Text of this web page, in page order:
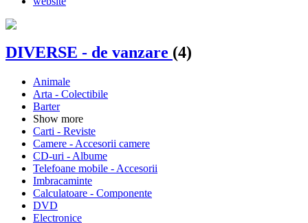
DIVERSE - de vanzare (4)
Animale
Arta - Colectibile
Barter
Show more
Carti - Reviste
Camere - Accesorii camere
CD-uri - Albume
Telefoane mobile - Accesorii
Imbracaminte
Calculatoare - Componente
DVD
Electronice